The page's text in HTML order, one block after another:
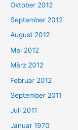
Oktober 2012
September 2012
August 2012
Mai 2012
März 2012
Februar 2012
September 2011
Juli 2011
Januar 1970